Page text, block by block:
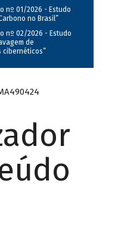
nº 01/2026 - Estudo
no Brasil”
nº 02/2026 - Estudo
de
cibernéticos”